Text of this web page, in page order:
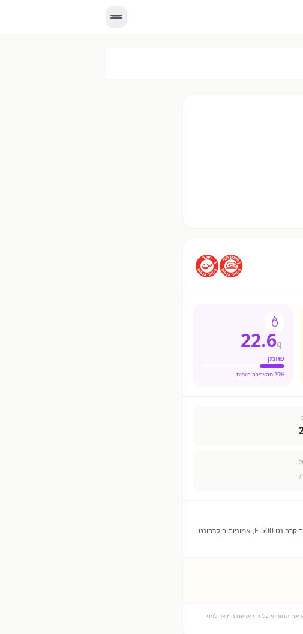
22.6g
שומן
29% מהצריכה היומית
קמח חיטה מלאה 55% (מכיל גלוטן), שמן צמחי, סוכר לבן, סירופ גלוקוז, מלח שולחן, חומרי תפיחה: סודיום ביקרבונט E-500, אמוניום ביקרבונט
המופיע על גבי אריזת המוצר לפני